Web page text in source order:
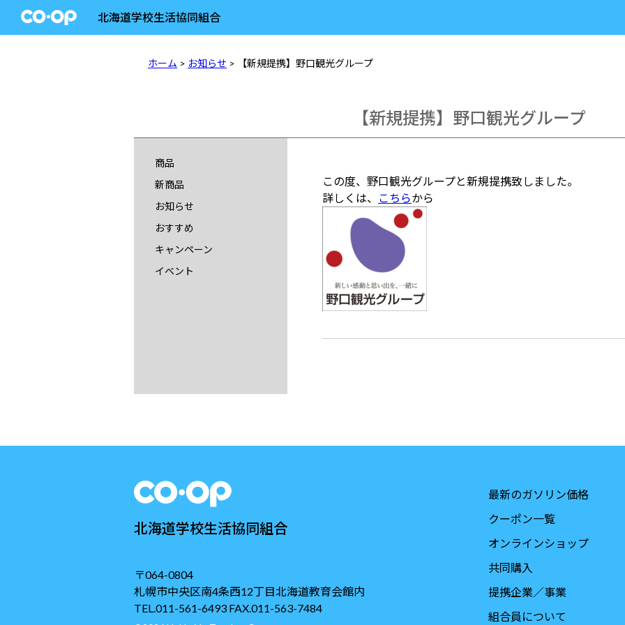
北海道学校生活協同組合
ホーム > お知らせ > 【新規提携】野口観光グループ
【新規提携】野口観光グループ
この度、野口観光グループと新規提携致しました。
詳しくは、
こちらから
商品
新商品
お知らせ
おすすめ
キャンペーン
イベント
北海道学校生活協同組合
〒064-0804
札幌市中央区南4条西12丁目北海道教育会館内
TEL.011-561-6493 FAX.011-563-7484
最新のガソリン価格
クーポン一覧
オンラインショップ
共同購入
提携企業／事業
組合員について